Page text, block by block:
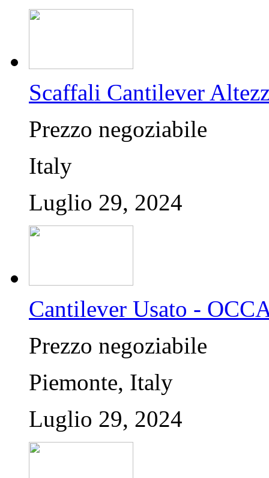
Scaffali Cantilever
Prezzo negoziabile
Italy
Luglio 29, 2024
Cantilever Usato -
Prezzo negoziabile
Piemonte, Italy
Luglio 29, 2024